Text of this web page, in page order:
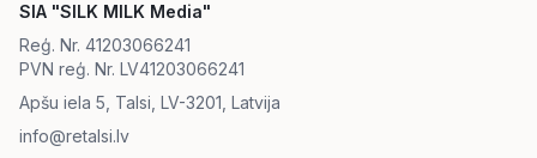
SIA "SILK MILK Media"
Reģ. Nr. 41203066241
PVN reģ. Nr. LV41203066241
Apšu iela 5, Talsi, LV-3201, Latvija
info@retalsi.lv